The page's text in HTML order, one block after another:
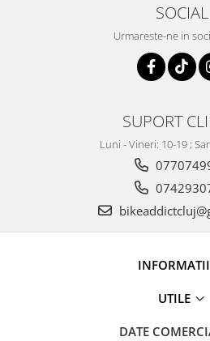
SOCIAL
Urmareste-ne in
SUPORT
Luni - Vineri: 10-19 ;
INFORMATII
UTILE
DATE